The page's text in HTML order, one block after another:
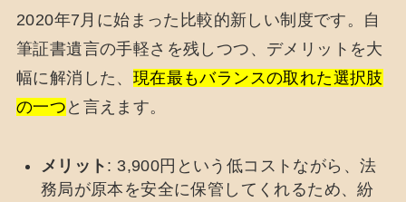
2020年7月に始まった比較的新しい制度です。自
筆証書遺言の手軽さを残しつつ、デメリットを大
幅に解消した、 現在最もバランスの取れた選択肢
の一つ と言えます。
メリット : 3,900円という低コストながら、法
務局が原本を安全に保管してくれるため、紛